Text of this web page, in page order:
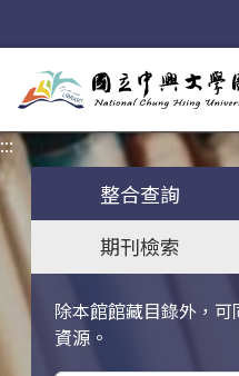
:::
整合查詢
期刊檢索
除本館館藏目錄外，
資源。
關鍵字搜尋